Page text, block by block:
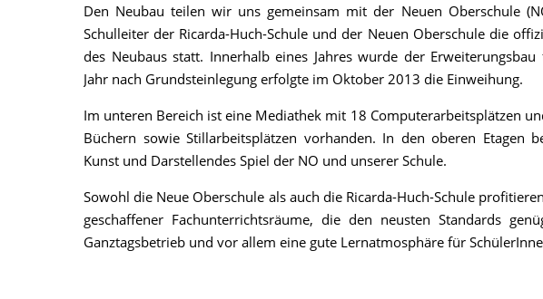
Den Neubau teilen wir uns gemeinsam mit der Neuen Oberschule
Schulleiter der Ricarda-Huch-Schule und der Neuen Oberschule die
des Neubaus statt. Innerhalb eines Jahres wurde der
Jahr nach Grundsteinlegung erfolgte im Oktober 2013 die Einweihung.
Im unteren Bereich ist eine Mediathek mit 18 Computerarbeitsplätzen
Büchern sowie Stillarbeitsplätzen vorhanden. In den oberen Etagen
Kunst und Darstellendes Spiel der NO und unserer Schule.
Sowohl die Neue Oberschule als auch die Ricarda-Huch-Schule
geschaffener Fachunterrichtsräume, die den neusten Standards
Ganztagsbetrieb und vor allem eine gute Lernatmosphäre für